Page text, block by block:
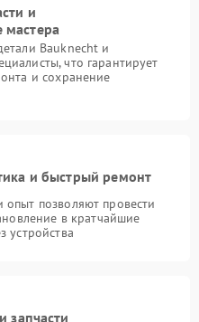
и
мастера
Bauknecht и
что гарантирует
и сохранение
и быстрый ремонт
позволяют провести
в кратчайшие
устройства
запчасти